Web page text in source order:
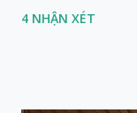
4 NHẬN XÉT